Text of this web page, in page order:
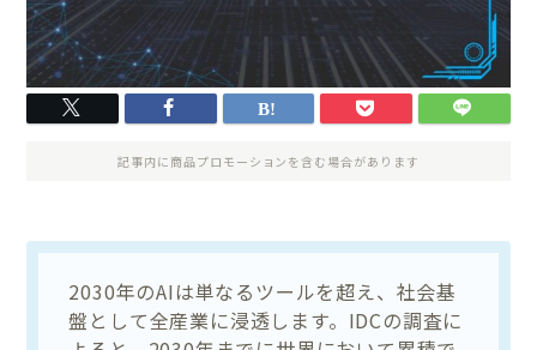
記事内に商品プロモーションを含む場合があります
2030年のAIは単なるツールを超え、社会基
盤として全産業に浸透します。IDCの調査に